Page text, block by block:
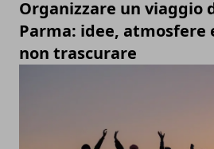
Organizzare un viaggio
Parma: idee, atmosfere
non trascurare